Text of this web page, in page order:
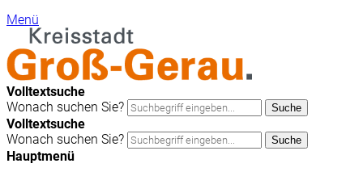
Menü
Volltextsuche
Wonach suchen Sie?
Suche
Volltextsuche
Wonach suchen Sie?
Suche
Hauptmenü